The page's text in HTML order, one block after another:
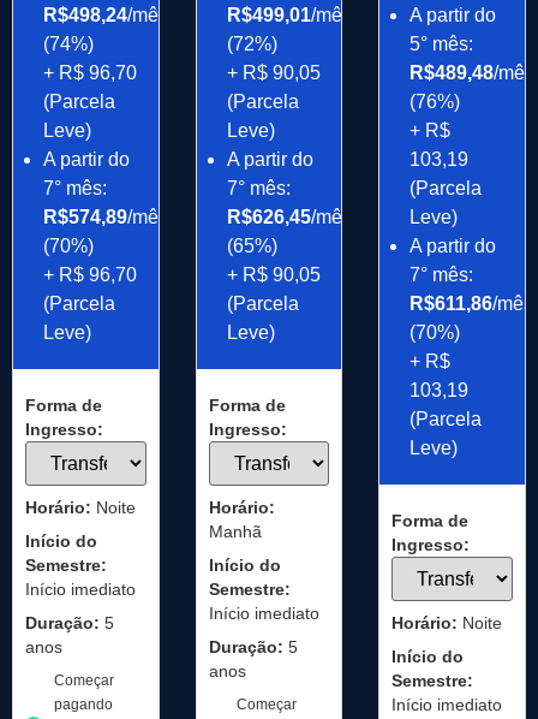
R$498,24/mês
(74%)
+ R$ 96,70
(Parcela
Leve)
A partir do
7° mês:
R$574,89/mês
(70%)
+ R$ 96,70
(Parcela
Leve)
Forma de
Ingresso:
Horário: Noite
Início do
Semestre:
Início imediato
Duração: 5
anos
Começar
pagando
R$499,01/mês
(72%)
+ R$ 90,05
(Parcela
Leve)
A partir do
7° mês:
R$626,45/mês
(65%)
+ R$ 90,05
(Parcela
Leve)
Forma de
Ingresso:
Horário:
Manhã
Início do
Semestre:
Início imediato
Duração: 5
anos
Começar
A partir do
5° mês:
R$489,48/mês
(76%)
+ R$
103,19
(Parcela
Leve)
A partir do
7° mês:
R$611,86/mês
(70%)
+ R$
103,19
(Parcela
Leve)
Forma de
Ingresso:
Horário: Noite
Início do
Semestre:
Início imediato